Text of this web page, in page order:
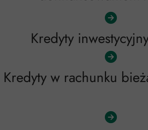
Kredyty w rachunku
Kredyty